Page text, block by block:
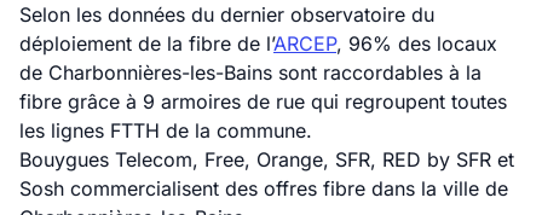
Selon les données du dernier observatoire du
déploiement de la fibre de l’ARCEP, 96% des locaux
de Charbonnières-les-Bains sont raccordables à la
fibre grâce à 9 armoires de rue qui regroupent toutes
les lignes FTTH de la commune.
Bouygues Telecom, Free, Orange, SFR, RED by SFR et
Sosh commercialisent des offres fibre dans la ville de